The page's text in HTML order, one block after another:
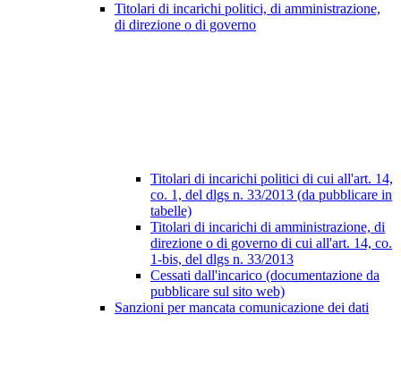
Titolari di incarichi politici, di amministrazione,
di direzione o di governo
Titolari di incarichi politici di cui all'art. 14,
co. 1, del dlgs n. 33/2013 (da pubblicare in
tabelle)
Titolari di incarichi di amministrazione, di
direzione o di governo di cui all'art. 14, co.
1-bis, del dlgs n. 33/2013
Cessati dall'incarico (documentazione da
pubblicare sul sito web)
Sanzioni per mancata comunicazione dei dati